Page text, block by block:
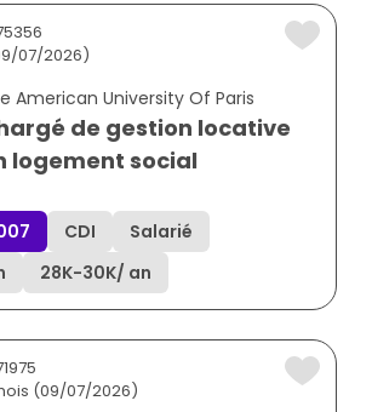
07/2026)
American University Of Paris
de gestion locative
logement social
CDI
Salarié
28K-30K/ an
(09/07/2026)